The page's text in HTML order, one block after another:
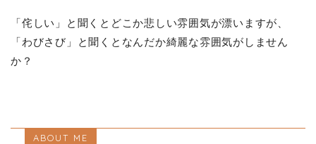
「侘しい」と聞くとどこか悲しい雰囲気が漂いますが、
「わびさび」と聞くとなんだか綺麗な雰囲気がしません
か？
ABOUT ME